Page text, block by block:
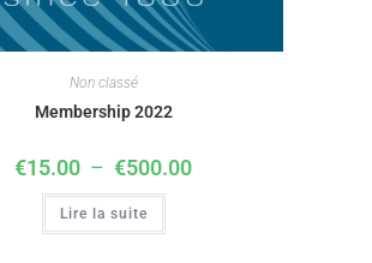
Non classé
Membership 2022
€15.00 – €500.00
Lire la suite